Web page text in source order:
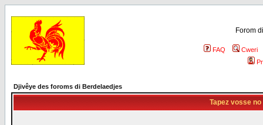
Forom
FAQ
Cweri
Djivêye des foroms di Berdelaedjes
Tapez vosse